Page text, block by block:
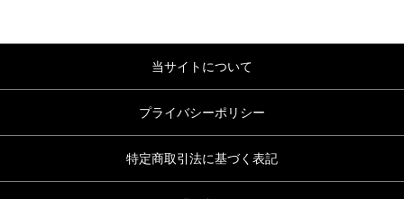
当サイトについて
プライバシーポリシー
特定商取引法に基づく表記